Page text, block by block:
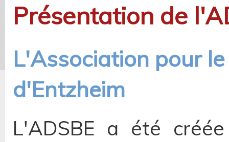
Présentation de
L'Association pour
d'Entzheim
L'ADSBE a été